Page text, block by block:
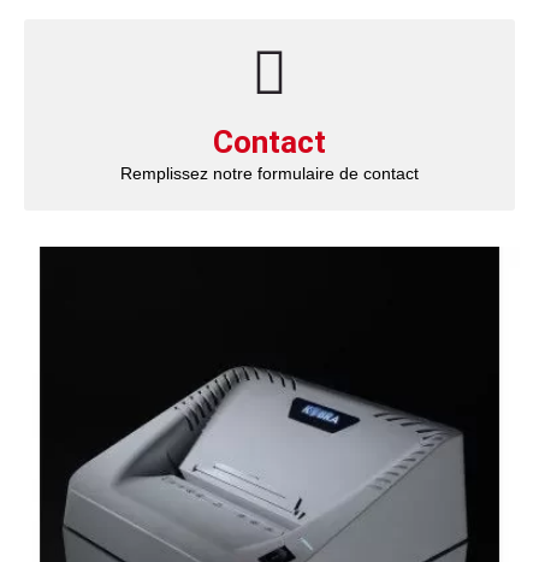
Contact
Remplissez notre formulaire de contact